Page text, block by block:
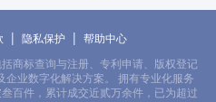
| 隐私保护 | 帮助中心
商标查询与注册、专利申请、版权登记
业数字化解决方案。 拥有专业化服务
百件，累计成交近贰万余件，已为超过